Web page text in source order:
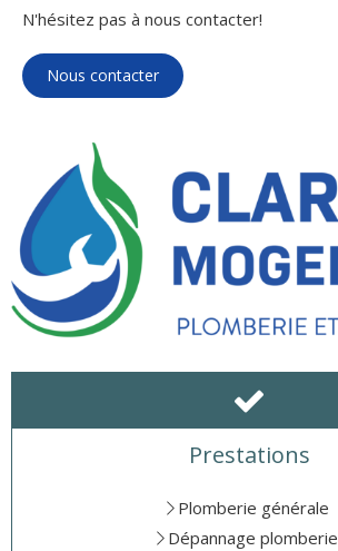
N'hésitez pas à nous contacter!
Nous contacter
Prestations
Plomberie générale
Dépannage plomberie